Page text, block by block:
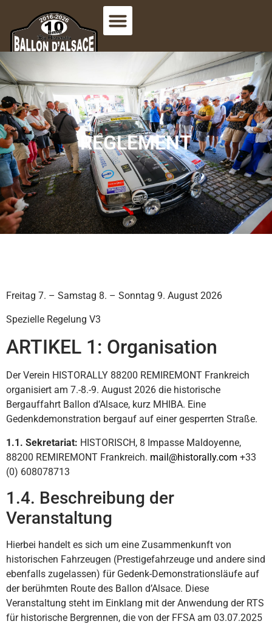
REGLEMENT
Freitag 7. – Samstag 8. – Sonntag 9. August 2026
Spezielle Regelung V3
ARTIKEL 1: Organisation
Der Verein HISTORALLY 88200 REMIREMONT Frankreich
organisiert am 7.-8.-9. August 2026 die historische
Bergauffahrt Ballon d’Alsace, kurz MHIBA. Eine
Gedenkdemonstration bergauf auf einer gesperrten Straße.
1.1. Sekretariat: HISTORISCH, 8 Impasse Maldoyenne,
88200 REMIREMONT Frankreich. mail@historally.com +33
(0) 608078713
1.4. Beschreibung der
Veranstaltung
Hierbei handelt es sich um eine Zusammenkunft von
historischen Fahrzeugen (Prestigefahrzeuge und andere sind
ebenfalls zugelassen) für Gedenk-Demonstrationsläufe auf
der berühmten Route des Ballon d’Alsace. Diese
Veranstaltung steht im Einklang mit der Anwendung der RTS
für historische Bergrennen, die von der FFSA am 03.07.2025